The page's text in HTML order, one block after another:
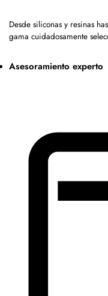
Desde siliconas y resinas
gama cuidadosamente
Asesoramiento experto